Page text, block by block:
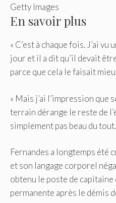
Getty Images
En savoir plus
« C’est à chaque fois. J’ai
jour et il a dit qu’il devait
parce que cela le faisait
« Mais j’ai l’impression que
terrain dérange le reste de
simplement pas beau du
Fernandes a longtemps été
et son langage corporel
obtenu le poste de
permanente après le démis